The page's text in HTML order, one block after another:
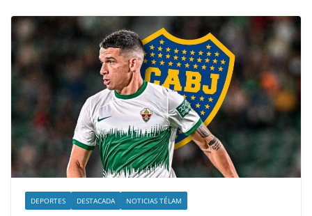
DEPORTES DESTACADA NOTICIAS TÉLAM